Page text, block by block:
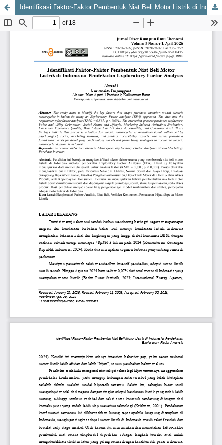
Identifikasi Faktor-Faktor Pembentuk Niat Beli Motor Listrik di Indonesia: Pendekatan Exploratory Factor Analysis